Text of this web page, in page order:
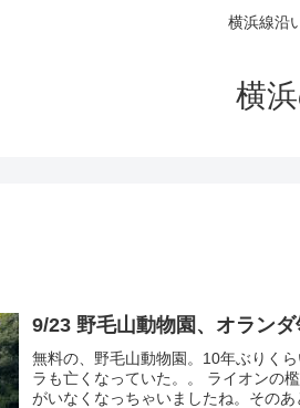
横浜線沿
横
9/23 野毛山動物園、オラン
無料の、野毛山動物園。10年ぶりく
ラも亡くなっていた。。 ライオンの
がいなくなっちゃいましたね。そのあ